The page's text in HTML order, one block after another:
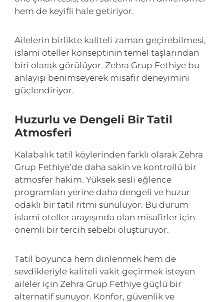
hem de keyifli hale getiriyor.
Ailelerin birlikte kaliteli zaman geçirebilmesi,
islami oteller konseptinin temel taşlarından
biri olarak görülüyor. Zehra Grup Fethiye bu
anlayışı benimseyerek misafir deneyimini
güçlendiriyor.
Huzurlu ve Dengeli Bir Tatil
Atmosferi
Kalabalık tatil köylerinden farklı olarak Zehra
Grup Fethiye’de daha sakin ve kontrollü bir
atmosfer hakim. Yüksek sesli eğlence
programları yerine daha dengeli ve huzur
odaklı bir tatil ritmi sunuluyor. Bu durum
islami oteller arayışında olan misafirler için
önemli bir tercih sebebi oluşturuyor.
Tatil boyunca hem dinlenmek hem de
sevdikleriyle kaliteli vakit geçirmek isteyen
aileler için Zehra Grup Fethiye güçlü bir
alternatif sunuyor. Konfor, güvenlik ve